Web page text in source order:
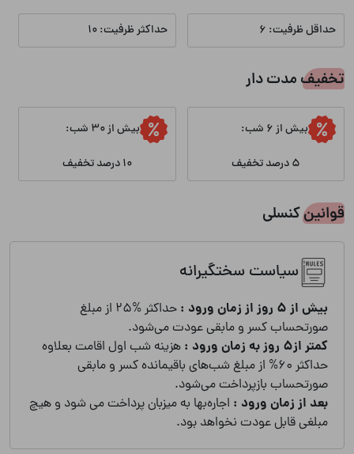
آب برق
حداقل ظرفیت: 6 حداکثر ظرفیت: 10
تخفیف مدت دار
بیش از 6 شب:
5 درصد تخفیف
بیش از 30 شب:
10 درصد تخفیف
قوانین کنسلی
سیاست سختگیرانه
بیش از 5 روز از زمان ورود :
حداکثر %25 از مبلغ
صورتحساب کسر و مابقی عودت می‌شود.
کمتر از5 روز به زمان ورود :
هزینه شب اول اقامت بعلاوه
حداکثر 60% از مبلغ شب‌های باقیمانده کسر و مابقی
صورتحساب بازپرداخت می‌شود.
بعد از زمان ورود : اجاره‌بها به میزبان پرداخت می شود و هیچ
مبلغی قابل عودت نخواهد بود.